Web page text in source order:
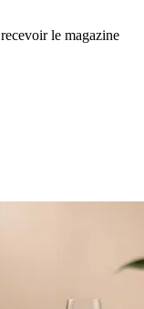
le magazine